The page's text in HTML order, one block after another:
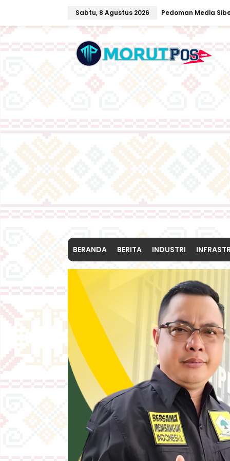
a
Sabtu, 8 Agustus 2026 Pedoman Media
BERANDA BERITA INDUSTRI